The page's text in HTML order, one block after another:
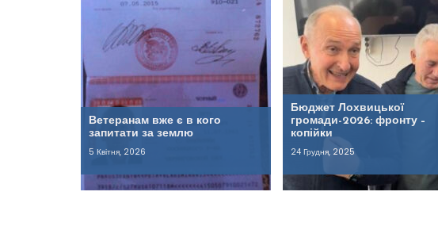
Ветеранам вже є в кого
запитати за землю
5 Квітня, 2026
Бюджет Лохвицької
громади-2026: фронту –
копійки
24 Грудня, 2025